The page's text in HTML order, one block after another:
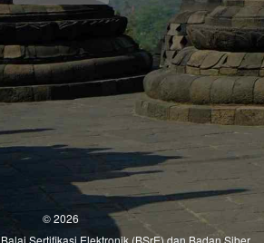
© 2026
Balai Sertifikasi Elektronik (BSrE) dan Badan Siber